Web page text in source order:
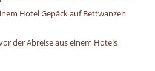
Hotel Gepäck auf Bettwanzen
der Abreise aus einem Hotels